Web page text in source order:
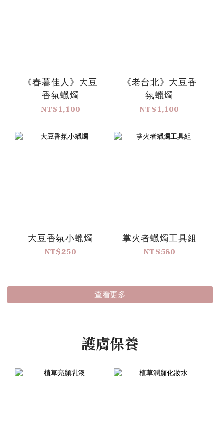
《春暮佳人》大豆
香氛蠟燭
NT$1,100
《老台北》大豆香
氛蠟燭
NT$1,100
大豆香氛小蠟燭
NT$250
掌火者蠟燭工具組
NT$580
查看更多
護膚保養